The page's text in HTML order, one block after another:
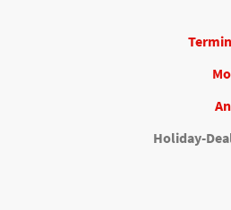
Holiday-